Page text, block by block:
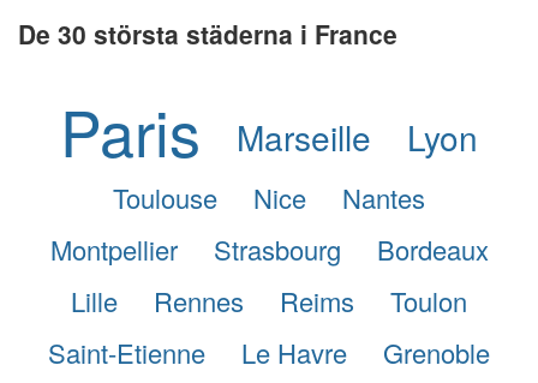
De 30 största städerna i France
Paris Marseille Lyon
Toulouse Nice
Nantes
Montpellier
Strasbourg
Bordeaux
Lille
Rennes Reims
Toulon
Saint-Etienne
Le Havre
Grenoble